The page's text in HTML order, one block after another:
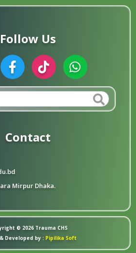
Follow Us
Contact
Mirpur Dhaka.
© 2026 Trauma CHS
Developed by :Pipilika Soft